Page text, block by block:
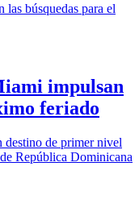
impulsan
feriado